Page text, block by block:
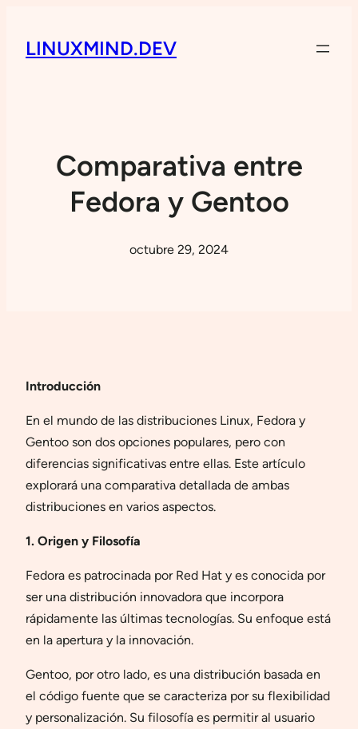
LINUXMIND.DEV
Comparativa entre
Fedora y Gentoo
octubre 29, 2024
Introducción
En el mundo de las distribuciones Linux, Fedora y
Gentoo son dos opciones populares, pero con
diferencias significativas entre ellas. Este artículo
explorará una comparativa detallada de ambas
distribuciones en varios aspectos.
1. Origen y Filosofía
Fedora es patrocinada por Red Hat y es conocida por
ser una distribución innovadora que incorpora
rápidamente las últimas tecnologías. Su enfoque está
en la apertura y la innovación.
Gentoo, por otro lado, es una distribución basada en
el código fuente que se caracteriza por su flexibilidad
y personalización. Su filosofía es permitir al usuario